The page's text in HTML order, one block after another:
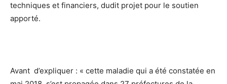
techniques et financiers, dudit projet pour le soutien
apporté.
Avant d’expliquer : « cette maladie qui a été constatée en